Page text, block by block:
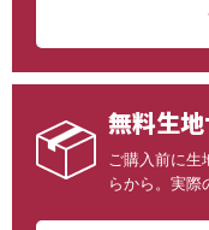
無料生
ご購入前に生
らから。実際